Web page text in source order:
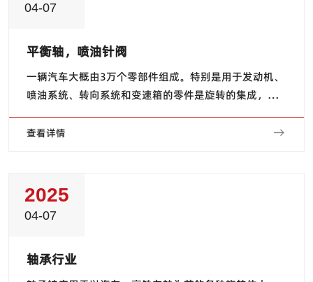
04-07
平衡轴，喷油针阀
一辆汽车大概由3万个零部件组成。特别是用于发动机、
喷油系统、转向系统和变速箱的零件是旋转的集成，需
喷油针阀以及柱塞等各种各样的零件提供工艺，拥有很
查看详情
2025
04-07
轴承行业